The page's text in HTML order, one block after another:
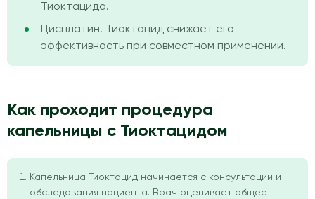
Тиоктацида.
Цисплатин. Тиоктацид снижает его
эффективность при совместном применении.
Как проходит процедура
капельницы с Тиоктацидом
Капельница Тиоктацид начинается с консультации и
обследования пациента. Врач оценивает общее